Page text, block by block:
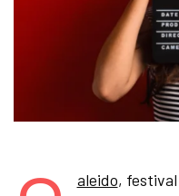
aleido,